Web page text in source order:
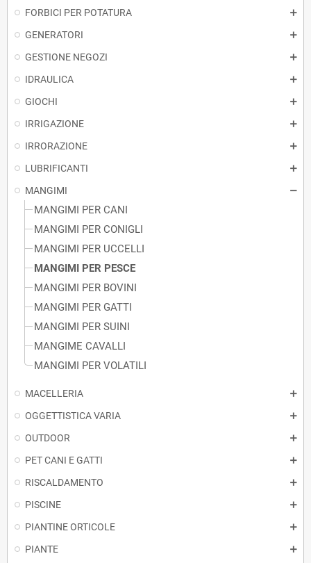
FORBICI PER POTATURA
GENERATORI
GESTIONE NEGOZI
IDRAULICA
GIOCHI
IRRIGAZIONE
IRRORAZIONE
LUBRIFICANTI
MANGIMI
MANGIMI PER CANI
MANGIMI PER CONIGLI
MANGIMI PER UCCELLI
MANGIMI PER PESCE
MANGIMI PER BOVINI
MANGIMI PER GATTI
MANGIMI PER SUINI
MANGIME CAVALLI
MANGIMI PER VOLATILI
MACELLERIA
OGGETTISTICA VARIA
OUTDOOR
PET CANI E GATTI
RISCALDAMENTO
PISCINE
PIANTINE ORTICOLE
PIANTE